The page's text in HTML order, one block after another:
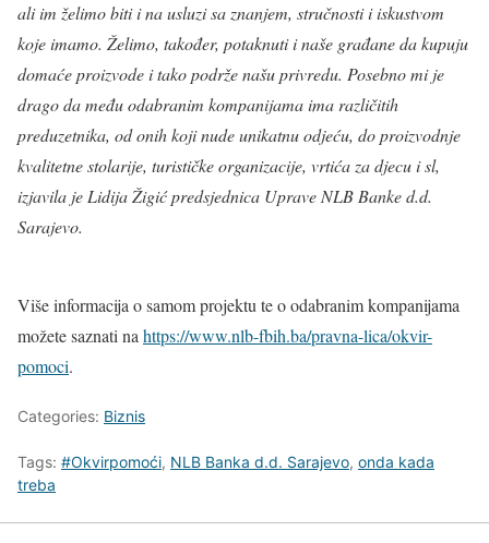
ali im želimo biti i na usluzi sa znanjem, stručnosti i iskustvom
koje imamo. Želimo, također, potaknuti i naše građane da kupuju
domaće proizvode i tako podrže našu privredu. Posebno mi je
drago da među odabranim kompanijama ima različitih
preduzetnika, od onih koji nude unikatnu odjeću, do proizvodnje
kvalitetne stolarije, turističke organizacije, vrtića za djecu i sl,
izjavila je Lidija Žigić predsjednica Uprave NLB Banke d.d.
Sarajevo.
Više informacija o samom projektu te o odabranim kompanijama
možete saznati na https://www.nlb-fbih.ba/pravna-lica/okvir-
pomoci.
Categories: Biznis
Tags: #Okvirpomoći, NLB Banka d.d. Sarajevo, onda kada
treba